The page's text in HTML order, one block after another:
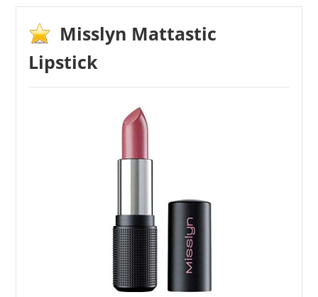
eine schöne Farbe, er hinterlässt einen
angenehmen matten Look. Er beschwert die
Lippen nicht und trocknet auch nicht aus.
Zudem kannst du dich auf eine lange
Haltbarkeit verlassen. Nur sehr fettige und
ölige Speisen setzen der Formel etwas zu.
Hier muss der Lippenstift vielleicht
hohe Pigmentierung
matter Look
langer Halt
ebenmäßiger Auftrag
Misslyn Mattastic
Lipstick